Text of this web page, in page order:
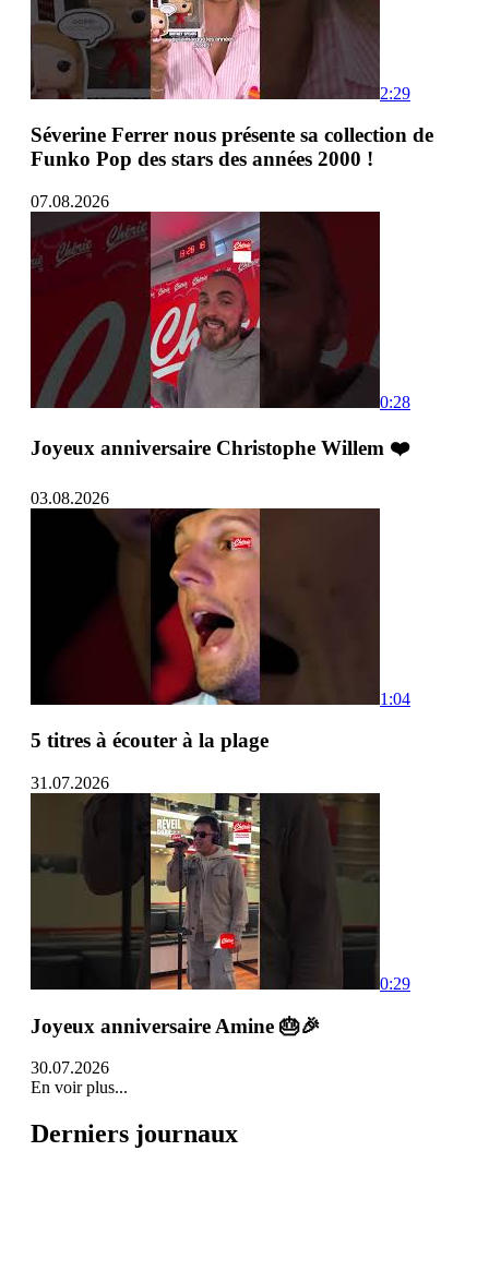
2:29
Séverine Ferrer nous présente sa collection de
Funko Pop des stars des années 2000 !
07.08.2026
0:28
Joyeux anniversaire Christophe Willem ❤️
03.08.2026
1:04
5 titres à écouter à la plage
31.07.2026
0:29
Joyeux anniversaire Amine 🎂🎉
30.07.2026
En voir plus...
Derniers journaux